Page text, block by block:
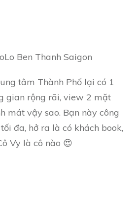
Ben Thanh Saigon
tâm Thành Phố lại có 1
gian rộng rãi, view 2 mặt
mát vậy sao. Bạn này công
đa, hở ra là có khách book,
Vy là cô nào 😍